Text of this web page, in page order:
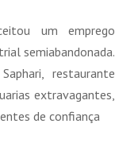
um emprego
semiabandonada.
restaurante
extravagantes,
de confiança